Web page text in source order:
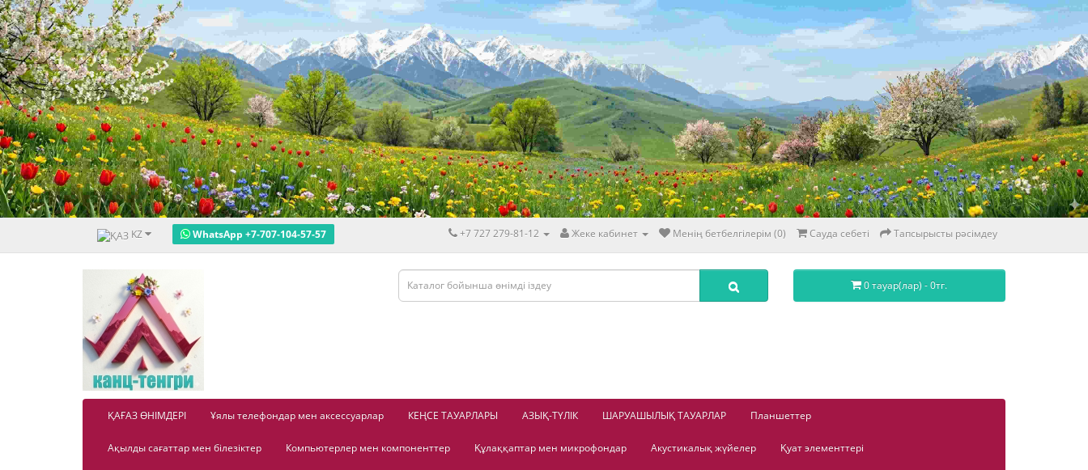
KZ WhatsApp +7-707-104-57-57 +7 727 279-81-12 Жеке кабинет Менің бетбелгілерім (0) Сауда себеті Тапсырысты рәсімдеу
0 тауар(лар) - 0тг.
ҚАҒАЗ ӨНІМДЕРІ Ұялы телефондар мен аксессуарлар КЕҢСЕ ТАУАРЛАРЫ АЗЫҚ-ТҮЛІК ШАРУАШЫЛЫҚ ТАУАРЛАР Планшеттер
Ақылды сағаттар мен білезіктер Компьютерлер мен компоненттер Құлаққаптар мен микрофондар Акустикалық жүйелер Қуат элементтері